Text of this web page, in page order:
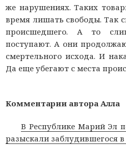
же нарушениях. Таких
время лишать свободы. Так
происшедшего. А то
поступают. А они
смертельного исхода. И
Да еще убегают с места
Комментарии автора Алла
В Республике Марий Эл
разыскали заблудившегося